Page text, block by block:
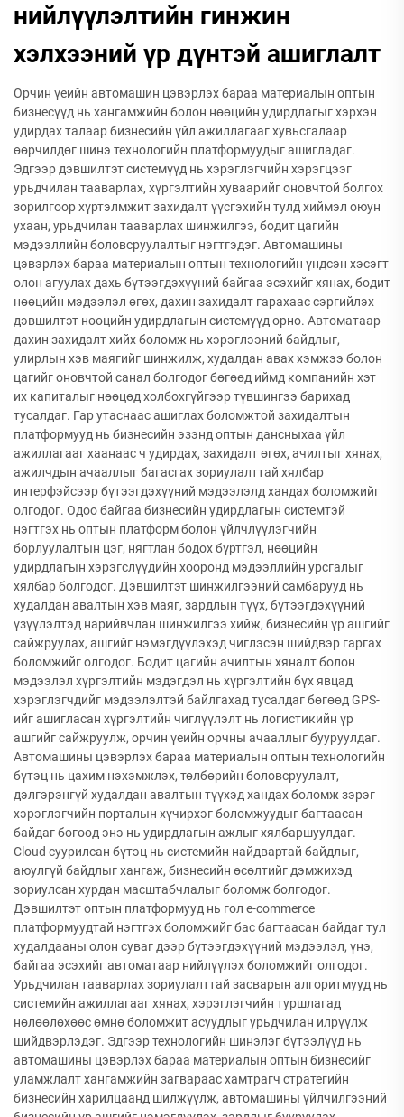
нийлүүлэлтийн гинжин
хэлхээний үр дүнтэй ашиглалт
Орчин үеийн автомашин цэвэрлэх бараа материалын оптын
бизнесүүд нь хангамжийн болон нөөцийн удирдлагыг хэрхэн
удирдах талаар бизнесийн үйл ажиллагааг хувьсгалаар
өөрчилдөг шинэ технологийн платформуудыг ашигладаг.
Эдгээр дэвшилтэт системүүд нь хэрэглэгчийн хэрэгцээг
урьдчилан тааварлах, хүргэлтийн хуваарийг оновчтой болгох
зорилгоор хүртэлмжит захидалт үүсгэхийн тулд хиймэл оюун
ухаан, урьдчилан тааварлах шинжилгээ, бодит цагийн
мэдээллийн боловсруулалтыг нэгтгэдэг. Автомашины
цэвэрлэх бараа материалын оптын технологийн үндсэн хэсэгт
олон агуулах дахь бүтээгдэхүүний байгаа эсэхийг хянах, бодит
нөөцийн мэдээлэл өгөх, дахин захидалт гарахаас сэргийлэх
дэвшилтэт нөөцийн удирдлагын системүүд орно. Автоматаар
дахин захидалт хийх боломж нь хэрэглээний байдлыг,
улирлын хэв маягийг шинжилж, худалдан авах хэмжээ болон
цагийг оновчтой санал болгодог бөгөөд иймд компанийн хэт
их капиталыг нөөцөд холбохгүйгээр түвшингээ барихад
тусалдаг. Гар утаснаас ашиглах боломжтой захидалтын
платформууд нь бизнесийн эзэнд оптын дансныхаа үйл
ажиллагааг хаанаас ч удирдах, захидалт өгөх, ачилтыг хянах,
ажилчдын ачааллыг багасгах зориулалттай хялбар
интерфэйсээр бүтээгдэхүүний мэдээлэлд хандах боломжийг
олгодог. Одоо байгаа бизнесийн удирдлагын системтэй
нэгтгэх нь оптын платформ болон үйлчлүүлэгчийн
борлуулалтын цэг, нягтлан бодох бүртгэл, нөөцийн
удирдлагын хэрэгслүүдийн хооронд мэдээллийн урсгалыг
хялбар болгодог. Дэвшилтэт шинжилгээний самбарууд нь
худалдан авалтын хэв маяг, зардлын түүх, бүтээгдэхүүний
үзүүлэлтэд нарийвчлан шинжилгээ хийж, бизнесийн үр ашгийг
сайжруулах, ашгийг нэмэгдүүлэхэд чиглэсэн шийдвэр гаргах
боломжийг олгодог. Бодит цагийн ачилтын хяналт болон
мэдээлэл хүргэлтийн мэдэгдэл нь хүргэлтийн бүх явцад
хэрэглэгчдийг мэдээлэлтэй байлгахад тусалдаг бөгөөд GPS-
ийг ашигласан хүргэлтийн чиглүүлэлт нь логистикийн үр
ашгийг сайжруулж, орчин үеийн орчны ачааллыг бууруулдаг.
Автомашины цэвэрлэх бараа материалын оптын технологийн
бүтэц нь цахим нэхэмжлэх, төлбөрийн боловсруулалт,
дэлгэрэнгүй худалдан авалтын түүхэд хандах боломж зэрэг
хэрэглэгчийн порталын хүчирхэг боломжуудыг багтаасан
байдаг бөгөөд энэ нь удирдлагын ажлыг хялбаршуулдаг.
Cloud суурилсан бүтэц нь системийн найдвартай байдлыг,
аюулгүй байдлыг хангаж, бизнесийн өсөлтийг дэмжихэд
зориулсан хурдан масштабчлалыг боломж болгодог.
Дэвшилтэт оптын платформууд нь гол e-commerce
платформуудтай нэгтгэх боломжийг бас багтаасан байдаг тул
худалдааны олон суваг дээр бүтээгдэхүүний мэдээлэл, үнэ,
байгаа эсэхийг автоматаар нийлүүлэх боломжийг олгодог.
Урьдчилан тааварлах зориулалттай засварын алгоритмууд нь
системийн ажиллагааг хянах, хэрэглэгчийн туршлагад
нөлөөлөхөөс өмнө боломжит асуудлыг урьдчилан илрүүлж
шийдвэрлэдэг. Эдгээр технологийн шинэлэг бүтээлүүд нь
автомашины цэвэрлэх бараа материалын оптын бизнесийг
уламжлалт хангамжийн загвараас хамтрагч стратегийн
бизнесийн харилцаанд шилжүүлж, автомашины үйлчилгээний